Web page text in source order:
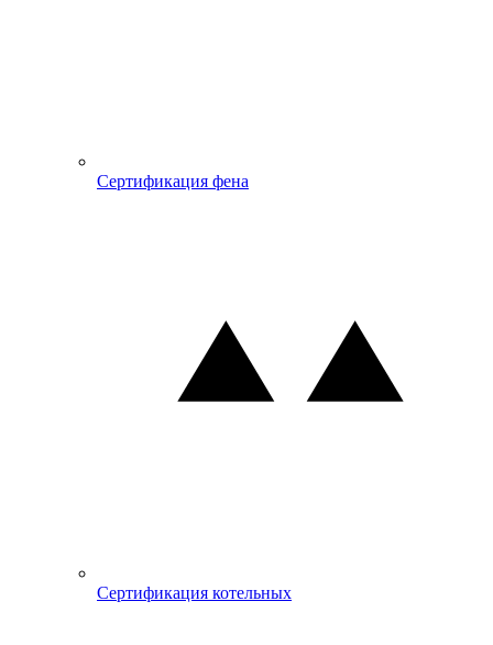
Сертификация фена
Сертификация котельных